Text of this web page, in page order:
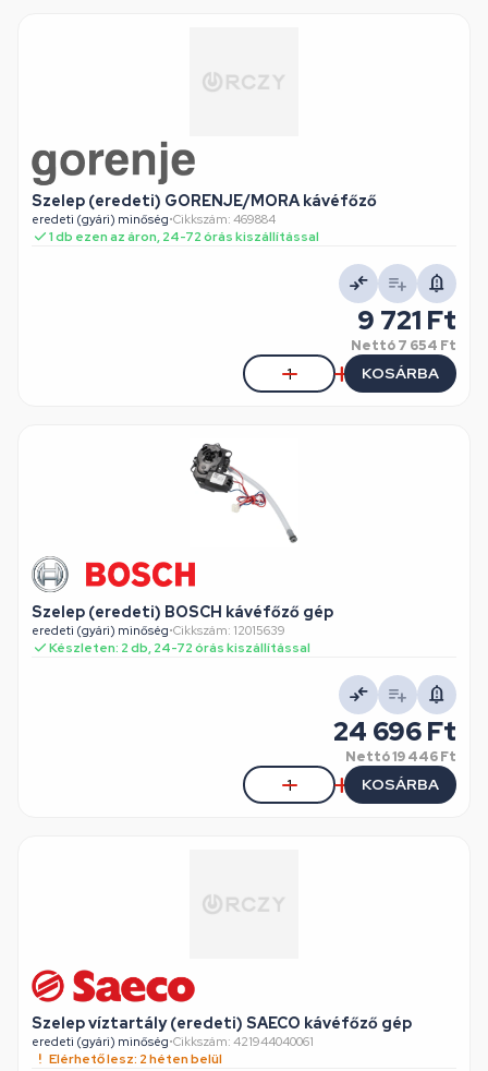
Szelep (eredeti) GORENJE/MORA kávéfőző
eredeti (gyári) minőség•Cikkszám: 469884
1 db ezen az áron, 24-72 órás kiszállítással
9 721 Ft
Nettó7 654 Ft
KOSÁRBA
Szelep (eredeti) BOSCH kávéfőző gép
eredeti (gyári) minőség•Cikkszám: 12015639
Készleten: 2 db, 24-72 órás kiszállítással
24 696 Ft
Nettó19 446 Ft
KOSÁRBA
Szelep víztartály (eredeti) SAECO kávéfőző gép
eredeti (gyári) minőség•Cikkszám: 421944040061
Elérhető lesz: 2 héten belül